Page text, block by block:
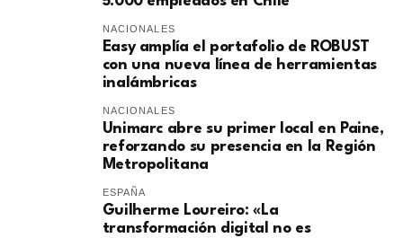
NACIONALES
Easy amplía el portafolio de ROBUST
con una nueva línea de herramientas
inalámbricas
NACIONALES
Unimarc abre su primer local en Paine,
reforzando su presencia en la Región
Metropolitana
ESPAÑA
Guilherme Loureiro: «La
transformación digital no es